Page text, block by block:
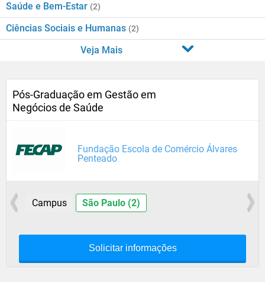
Saúde e Bem-Estar (2)
Ciências Sociais e Humanas (2)
Veja Mais
Pós-Graduação em Gestão em
Negócios de Saúde
Fundação Escola de Comércio Álvares
Penteado
Campus São Paulo (2)
Solicitar informações